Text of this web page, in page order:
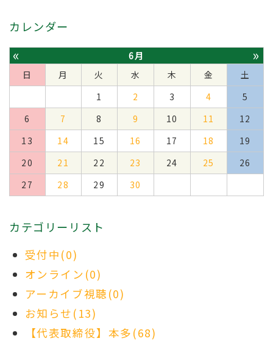
カレンダー
« 6月 »
日 月 火 水 木 金
土
1
2 3 4
5
6
7 8 9 10 11
12
13
14 15 16 17 18
19
20
21 22 23 24 25
26
27
28 29 30
カテゴリーリスト
受付中(0)
オンライン(0)
アーカイブ視聴(0)
お知らせ(13)
【代表取締役】本多(68)